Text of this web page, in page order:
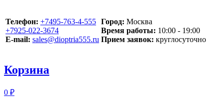
Телефон: ‪+7495-763-4-555‬
‪+7925-022-3674‬
E-mail: sales@dioptria555.ru
Город: Москва
Время работы: 10:00 - 19:00
Прием заявок: круглосуточно
Корзина
0 ₽